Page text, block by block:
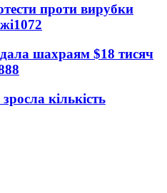
проти вирубки
1072
шахраям $18 тисяч
кількість